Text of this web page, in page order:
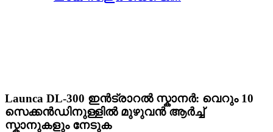
Launca DL-300 ഇൻട്രാറൽ സ്കാനർ: വെറും 10
സെക്കൻഡിനുള്ളിൽ മുഴുവൻ ആർച്ച്
സ്കാനുകളും നേടുക